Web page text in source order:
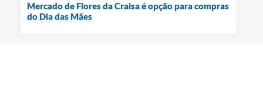
Mercado de Flores da Craisa é opção para compras
do Dia das Mães